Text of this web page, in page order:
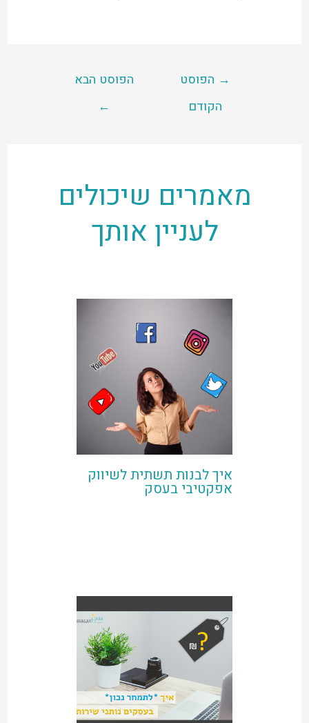
→ הפוסט
הקודם
הפוסט הבא
←
מאמרים שיכולים
לעניין אותך
איך לבנות תשתית לשיווק
אפקטיבי בעסק